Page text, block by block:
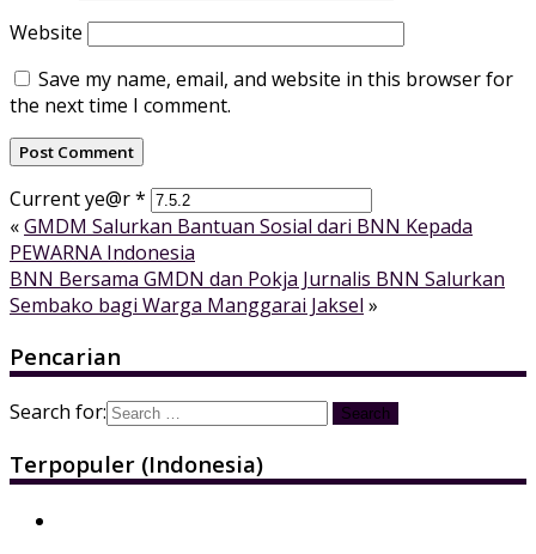
Website
Save my name, email, and website in this browser for
the next time I comment.
Current ye@r*
«GMDM Salurkan Bantuan Sosial dari BNN Kepada
PEWARNA Indonesia
BNN Bersama GMDN dan Pokja Jurnalis BNN Salurkan
Sembako bagi Warga Manggarai Jaksel »
Pencarian
Search for:
Terpopuler (Indonesia)